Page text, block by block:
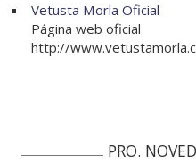
Vetusta Morla Oficial
Página web oficial
http://
PRO.